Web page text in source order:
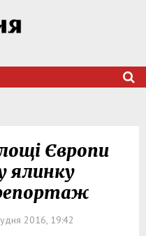
Європи
ялинку
2016, 19:42